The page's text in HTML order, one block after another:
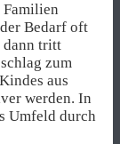
Familien
Bedarf oft
dann tritt
zum
aus
werden. In
Umfeld durch